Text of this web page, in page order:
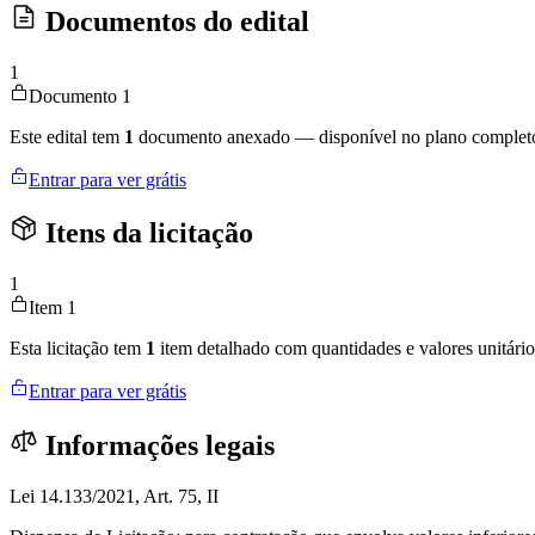
Documentos do edital
1
Documento 1
Este edital tem 1 documento anexado — disponível no plano
Entrar para ver grátis
Itens da licitação
1
Item 1
Esta licitação tem 1 item detalhado com quantidades e valores
Entrar para ver grátis
Informações legais
Lei 14.133/2021, Art. 75, II